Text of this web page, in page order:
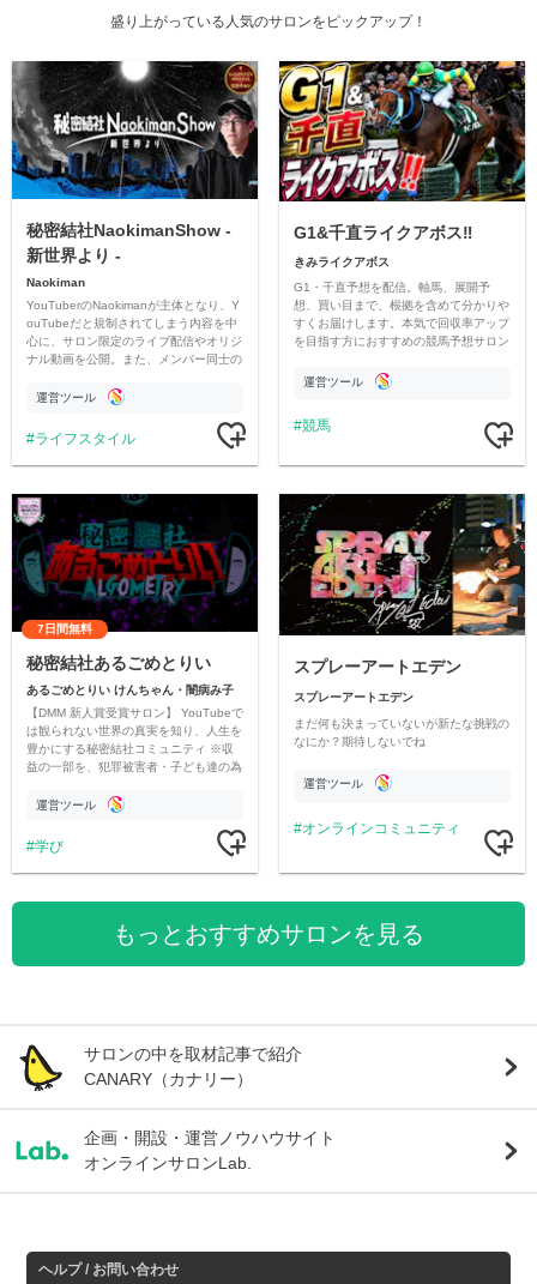
盛り上がっている人気のサロンをピックアップ！
秘密結社NaokimanShow -
新世界より -
Naokiman
YouTuberのNaokimanが主体となり、Y
ouTubeだと規制されてしまう内容を中
心に、サロン限定のライブ配信やオリジ
ナル動画を公開。また、メンバー同士の
ただいています。
運営ツール
ライフスタイル
G1&千直ライクアボス‼️
きみライクアボス
G1・千直予想を配信。軸馬、展開予
想、買い目まで、根拠を含めて分かりや
すくお届けします。本気で回収率アップ
を目指す方におすすめの競馬予想サロン
運営ツール
競馬
7日間無料
秘密結社あるごめとりい
あるごめとりい けんちゃん・闇病み子
【DMM 新人賞受賞サロン】 YouTubeで
は観られない世界の真実を知り、人生を
豊かにする秘密結社コミュニティ ※収
益の一部を、犯罪被害者・子ども達の為
す運営ツール
学び
スプレーアートエデン
スプレーアートエデン
まだ何も決まっていないが新たな挑戦の
なにか？期待しないでね
運営ツール
オンラインコミュニティ
もっとおすすめサロンを見る
サロンの中を取材記事で紹介
CANARY（カナリー）
企画・開設・運営ノウハウサイト
オンラインサロンLab.
ヘルプ / お問い合わせ